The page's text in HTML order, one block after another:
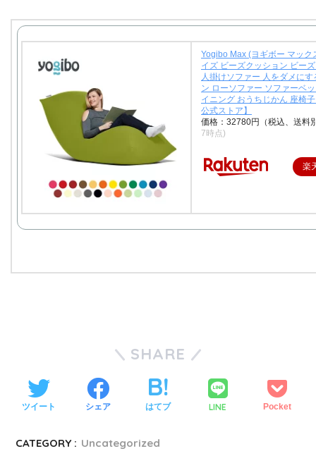
Yogibo Max (ヨギボー マック
イズ ビーズクッション ビー
人掛けソファー 人をダメにす
ン ローソファー ソファーベ
イニング おうちじかん 座椅
公式ストア】
価格：32780円（税込、送料
7時点)
楽
SHARE
ツイート シェア はてブ LINE Pocket
CATEGORY : Uncategorized